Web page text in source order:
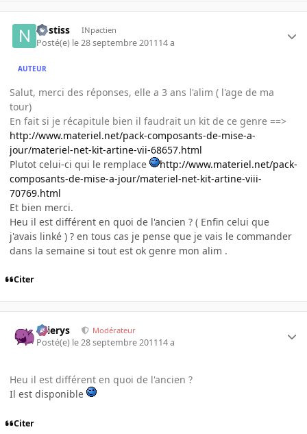
nostiss INpactien
Posté(e) le 28 septembre 201114 a
AUTEUR
Salut, merci des réponses, elle a 3 ans l'alim ( l'age de ma
tour)
En fait si je récapitule bien il faudrait un kit de ce genre ==>
http://www.materiel.net/pack-composants-de-mise-a-
jour/materiel-net-kit-artine-vii-68657.html
Plutot celui-ci qui le remplace
http://www.materiel.net/pack-
composants-de-mise-a-jour/materiel-net-kit-artine-viii-
70769.html
Et bien merci.
Heu il est différent en quoi de l'ancien ? ( Enfin celui que
j'avais linké ) ? en tous cas je pense que je vais le commander
dans la semaine si tout est ok genre mon alim .
Citer
Ellierys Modérateur
Posté(e) le 28 septembre 201114 a
Heu il est différent en quoi de l'ancien ?
Il est disponible
Citer